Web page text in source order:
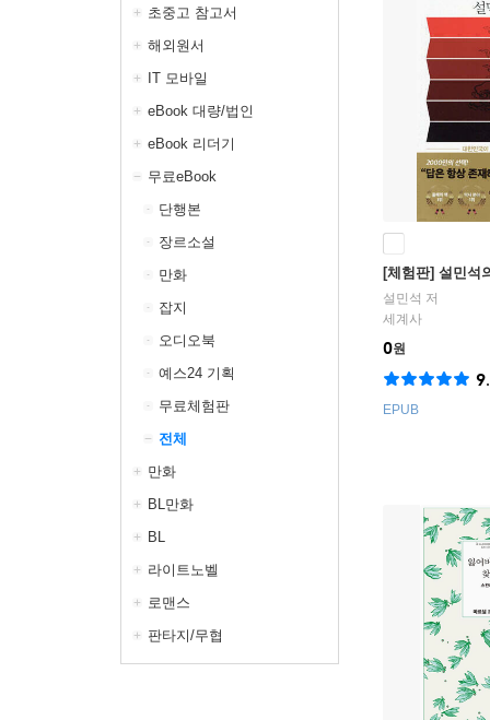
초중고 참고서
해외원서
IT 모바일
eBook 대량/법인
eBook 리더기
무료eBook
단행본
장르소설
만화
잡지
오디오북
예스24 기획
무료체험판
전체
만화
BL만화
BL
라이트노벨
로맨스
판타지/무협
[체험판] 설민석
설민석 저
세계사
0원
EPUB